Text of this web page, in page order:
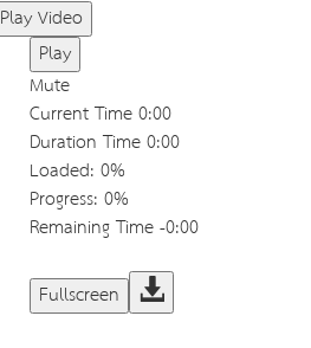
Play Video
Play
Mute
Current Time0:00
Duration Time0:00
Loaded: 0%
Progress: 0%
Remaining Time-0:00
Fullscreen